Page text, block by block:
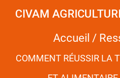
CIVAM
Accueil /
COMMENT RÉUSSIR LA